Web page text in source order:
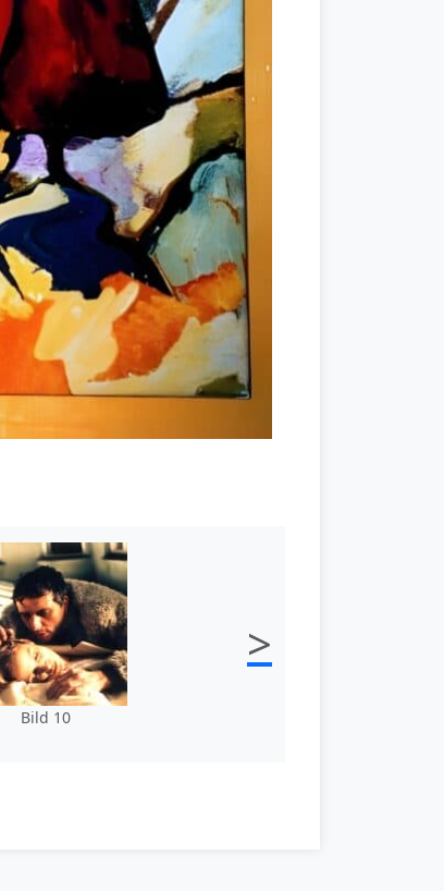
Bild 10
>